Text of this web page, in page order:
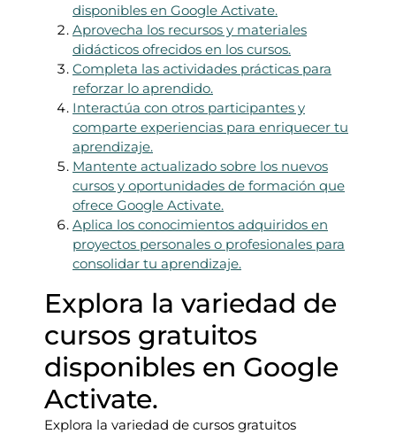
disponibles en Google Activate.
Aprovecha los recursos y materiales
didácticos ofrecidos en los cursos.
Completa las actividades prácticas para
reforzar lo aprendido.
Interactúa con otros participantes y
comparte experiencias para enriquecer tu
aprendizaje.
Mantente actualizado sobre los nuevos
cursos y oportunidades de formación que
ofrece Google Activate.
Aplica los conocimientos adquiridos en
proyectos personales o profesionales para
consolidar tu aprendizaje.
Explora la variedad de
cursos gratuitos
disponibles en Google
Activate.
Explora la variedad de cursos gratuitos